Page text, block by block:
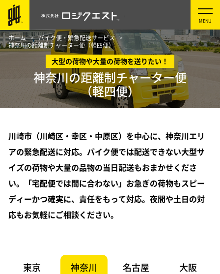
大型の荷物や大量の荷物を送りたい！
神奈川の距離制チャーター便
（軽四便）
ホーム
バイク便・緊急配送サービス
神奈川の距離制チャーター便（軽四便）
川崎市（川崎区・幸区・中原区）を中心に、神奈川エリ
アの緊急配送に対応。 バイク便では配送できない大型サ
イズの荷物や大量の品物の当日配送もおまかせくださ
い。
「宅配便では間に合わない」お急ぎの荷物もスピー
ディーかつ確実に、責任をもって対応。夜間や土日の対
応もお気軽にご相談ください。
東京 神奈川 名古屋 大阪